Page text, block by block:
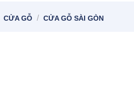
CỬA GỖ / CỬA GỖ SÀI GÒN